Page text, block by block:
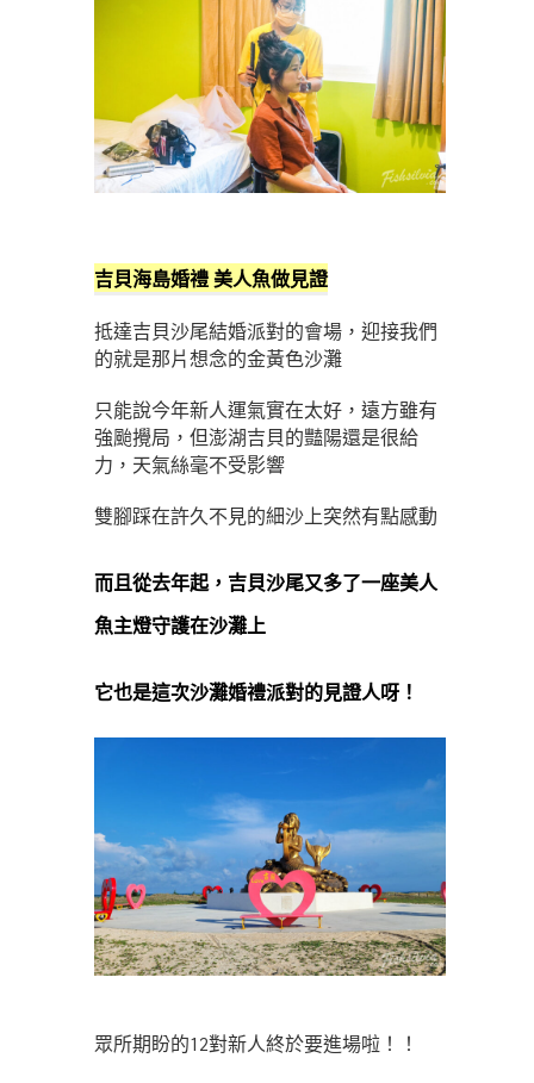
吉貝海島婚禮 美人魚做見證
抵達吉貝沙尾結婚派對的會場，迎接我們
的就是那片想念的金黃色沙灘
只能說今年新人運氣實在太好，遠方雖有
強颱攪局，但澎湖吉貝的豔陽還是很給
力，天氣絲毫不受影響
雙腳踩在許久不見的細沙上突然有點感動
而且從去年起，吉貝沙尾又多了一座美人
魚主燈守護在沙灘上
它也是這次沙灘婚禮派對的見證人呀！
眾所期盼的12對新人終於要進場啦！！